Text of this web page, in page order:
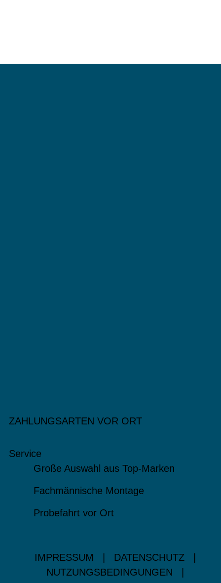
ZAHLUNGSARTEN VOR ORT
Service
Große Auswahl aus Top-Marken
Fachmännische Montage
Probefahrt vor Ort
IMPRESSUM DATENSCHUTZ
NUTZUNGSBEDINGUNGEN